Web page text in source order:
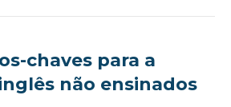
chaves para a
não ensinados